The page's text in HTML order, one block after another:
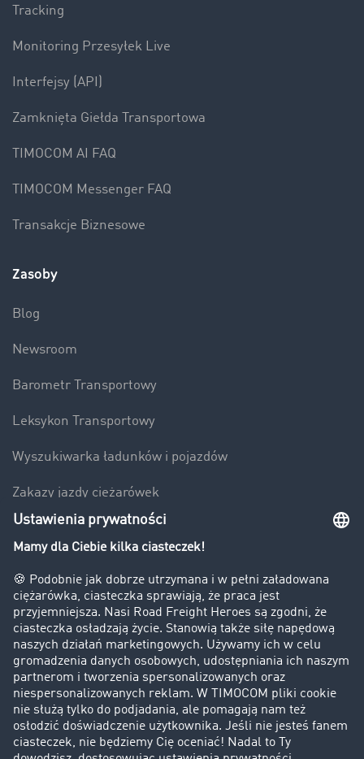
Tracking
Monitoring Przesyłek Live
Interfejsy (API)
Zamknięta Giełda Transportowa
TIMOCOM AI FAQ
TIMOCOM Messenger FAQ
Transakcje Biznesowe
Zasoby
Blog
Newsroom
Barometr Transportowy
Leksykon Transportowy
Wyszukiwarka ładunków i pojazdów
Zakazy jazdy ciężarówek
Bezpieczeństwo
Firma
Historie sukcesu
Klienci pozyskują nowych klientów
Informacje prawne
Impressum